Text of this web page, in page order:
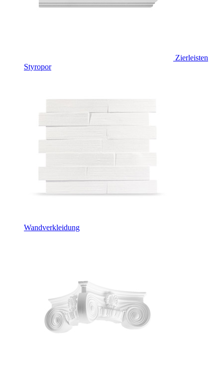
Zierleisten
Styropor
Wandverkleidung